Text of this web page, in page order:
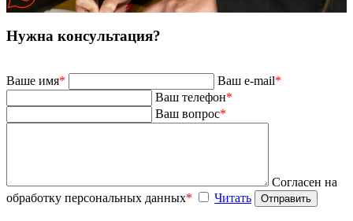
Нужна консультация?
Ваше имя* Ваш e-mail*
Ваш телефон*
Ваш вопрос*
Согласен на
обработку персональных данных* Читать